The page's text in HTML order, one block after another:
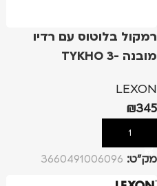
רמקול בלוטוס עם רדיו
מובנה -TYKHO 3
LEXON
₪345
הוספה לסל
מק”ט: 3660491006096